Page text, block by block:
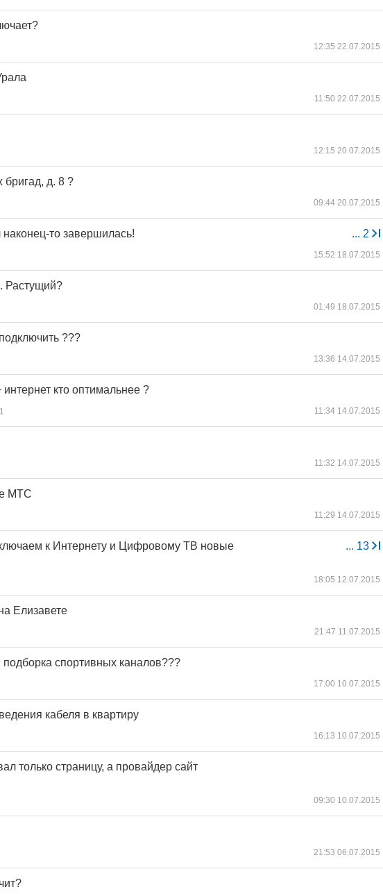
12:35 22.07.2015
11:50 22.07.2015
12:15 20.07.2015
бригад, д. 8 ?
09:44 20.07.2015
... 2
то завершилась!
15:52 18.07.2015
Растущий?
01:49 18.07.2015
???
13:36 14.07.2015
кто оптимальнее ?
11:34 14.07.2015
11:32 14.07.2015
МТС
11:29 14.07.2015
... 13
к Интернету и Цифровому ТВ новые
18:05 12.07.2015
Елизавете
21:47 11.07.2015
спортивных каналов???
17:00 10.07.2015
кабеля в квартиру
16:13 10.07.2015
только страницу, а провайдер сайт
09:30 10.07.2015
21:53 06.07.2015